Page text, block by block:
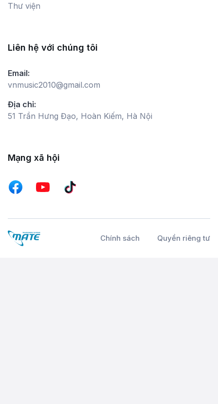
Thư viện
Liên hệ với chúng tôi
Email:
vnmusic2010@gmail.com
Địa chỉ:
51 Trần Hưng Đạo, Hoàn Kiếm, Hà Nội
Mạng xã hội
Chính sách Quyền riêng tư